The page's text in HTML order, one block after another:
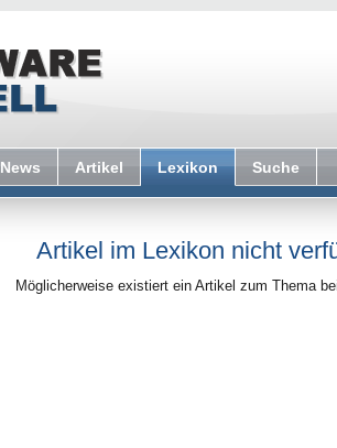
News Artikel Lexikon Suche
Artikel im Lexikon nicht
Möglicherweise existiert ein Artikel zum Thema